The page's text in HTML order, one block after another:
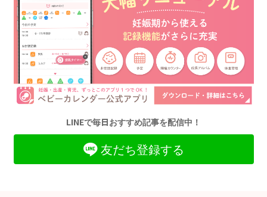
LINEで毎日おすすめ記事を配信中！
友だち登録する